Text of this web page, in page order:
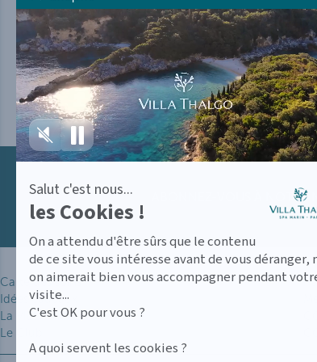
Axeptio
-
En
savoir
plus
sur
Axeptio
Salut c'est nous...
les Cookies !
On a attendu d'être sûrs que le contenu
de ce site vous intéresse avant de vous déranger,
on aimerait bien vous accompagner pendant
visite...
C'est OK pour vous ?
A quoi servent les cookies ?
ABONNEZ-VOUS À NOTRE
Carte des soins
Idées cadeaux
La VILLA THALGO
Le Club